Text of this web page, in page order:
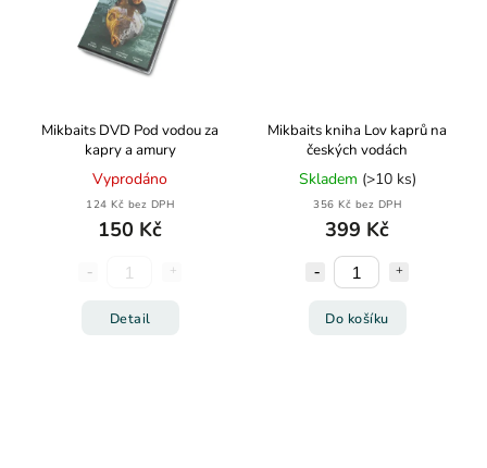
Mikbaits DVD Pod vodou za
kapry a amury
Vyprodáno
124 Kč bez DPH
150 Kč
Detail
Mikbaits kniha Lov kaprů na
českých vodách
Skladem (>10 ks)
356 Kč bez DPH
399 Kč
Do košíku